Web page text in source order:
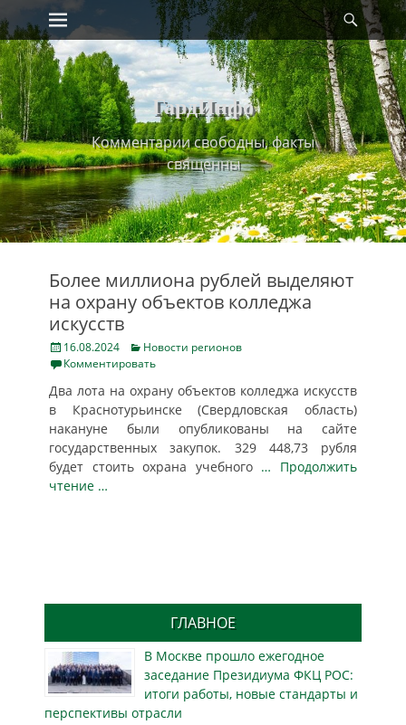
Skip
to
content
Primary Menu
ГардИнфо
Комментарии свободны, факты
священны
Более миллиона рублей выделяют
на охрану объектов колледжа
искусств
Posted
on
16.08.2024 Categories
Новости регионов
Комментировать
Два лота на охрану объектов колледжа искусств
в Краснотурьинске (Свердловская область)
накануне были опубликованы на сайте
государственных закупок. 329 448,73 рубля
будет стоить охрана учебного … Продолжить
чтение …
ГЛАВНОЕ
В Москве прошло ежегодное
заседание Президиума ФКЦ РОС:
итоги работы, новые стандарты и
перспективы отрасли